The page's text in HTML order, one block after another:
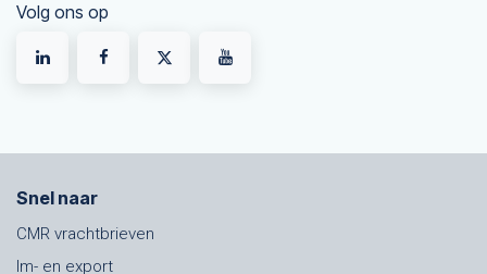
Volg ons op
Snel naar
CMR vrachtbrieven
Im- en export